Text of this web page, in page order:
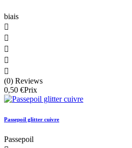
biais





(0) Reviews
0,50 €Prix
Passepoil glitter cuivre
Passepoil